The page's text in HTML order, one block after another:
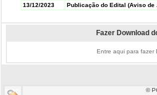
13/12/2023
Publicação do Edital (Aviso de
Fazer Download
Entre aqui para fazer
©